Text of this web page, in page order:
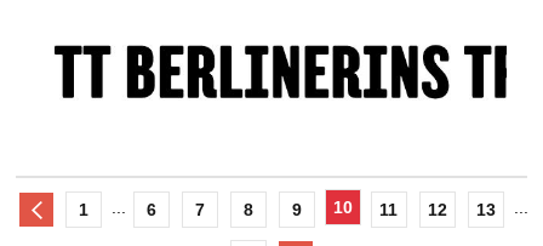
1 6 7 8 9 10 11 12 13